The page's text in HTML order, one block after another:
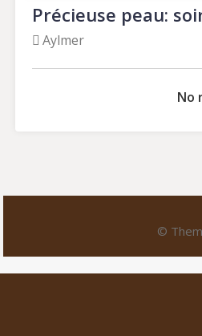
Précieuse peau:
beauté
Aylmer
No
©